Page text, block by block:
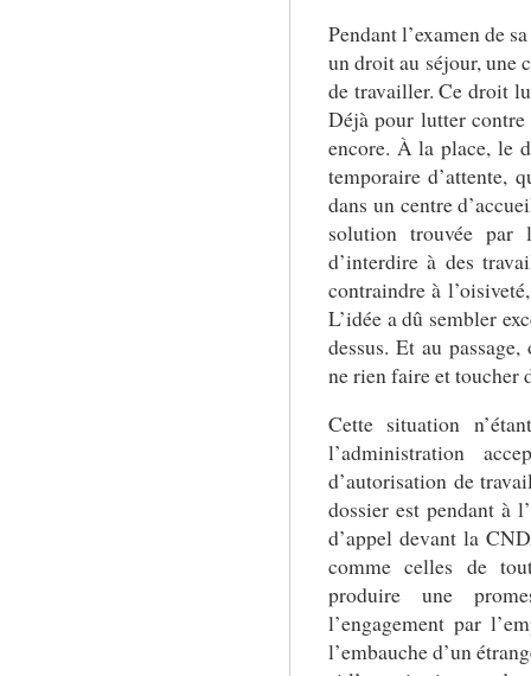
Pendant l’examen de
un droit au séjour, une
de travailler. Ce droit
Déjà pour lutter contre
encore. À la place, le
temporaire d’attente,
dans un centre
solution trouvée par
d’interdire à des
contraindre à
L’idée a dû sembler
dessus. Et au
ne rien faire et toucher
Cette situation
l’administration
d’autorisation de
dossier est pendant à
d’appel devant la
comme celles de
produire une
l’engagement par
l’embauche d’un